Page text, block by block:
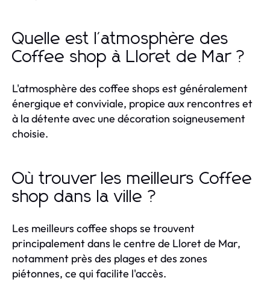
Quelle est l'atmosphère des
Coffee shop à Lloret de Mar ?
L'atmosphère des coffee shops est généralement
énergique et conviviale, propice aux rencontres et
à la détente avec une décoration soigneusement
choisie.
Où trouver les meilleurs Coffee
shop dans la ville ?
Les meilleurs coffee shops se trouvent
principalement dans le centre de Lloret de Mar,
notamment près des plages et des zones
piétonnes, ce qui facilite l'accès.